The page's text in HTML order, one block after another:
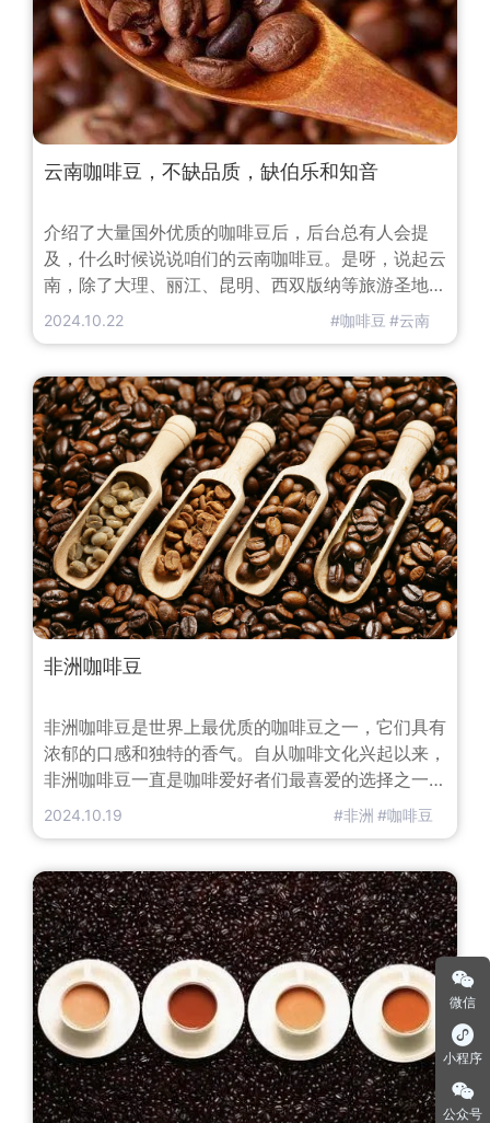
云南咖啡豆，不缺品质，缺伯乐和知音
介绍了大量国外优质的咖啡豆后，后台总有人会提
及，什么时候说说咱们的云南咖啡豆。是呀，说起云
南，除了大理、丽江、昆明、西双版纳等旅游圣地；
鲜花饼、牛肉干和普洱茶等著名特色小吃外，云南咖
上，且种植历史已有一个世纪之久。云南小粒咖啡品
质到底怎么样呢？好喝吗？为什么它一直不“红”呢？
云南小粒咖啡的历史云南小粒咖啡是
2024.10.22 #咖啡豆 #云南
非洲咖啡豆
非洲咖啡豆是世界上最优质的咖啡豆之一，它们具有
浓郁的口感和独特的香气。自从咖啡文化兴起以来，
非洲咖啡豆一直是咖啡爱好者们最喜爱的选择之一。
非洲是咖啡的故乡之一，据说咖啡在非洲的埃塞俄比
亚、卢旺达、布隆迪等地。这些国家的咖啡生产商经
过多年的精心耕种和技术革新，逐渐发展出了自己的
品种和风味。非洲咖啡豆的品种繁多
2024.10.19 #非洲 #咖啡豆
微信
小程序
公众号